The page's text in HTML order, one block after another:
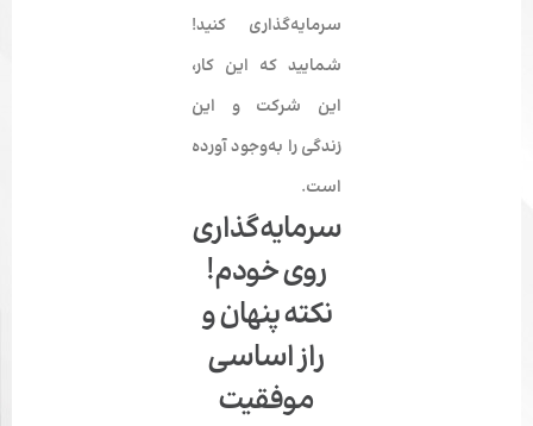
سرمایه‌گذاری کنید!
شمایید که این کار،
این شرکت و این
زندگی را به‌وجود آورده
است.
سرمایه‌گذاری
روی خودم!
نکته پنهان و
راز اساسی
موفقیت